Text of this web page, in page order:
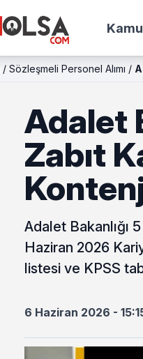
/ Sözleşmeli Personel Alımı /
Adalet
Zabıt
Adalet Bakanlığı
Haziran 2026
listesi ve KPSS
6 Haziran 2026 -